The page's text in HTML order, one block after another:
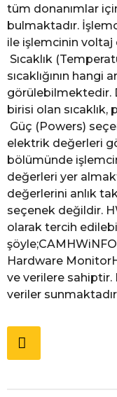
tüm donanımlar
bulmaktadır.
ile işlemcinin
Sıcaklık
sıcaklığının hangi
görülebilmektedir.
birisi olan
Güç (Powers)
elektrik değerleri
bölümünde
değerleri yer
değerlerini anlık
seçenek değildir.
olarak tercih
Hardware
ve verilere
veriler
o